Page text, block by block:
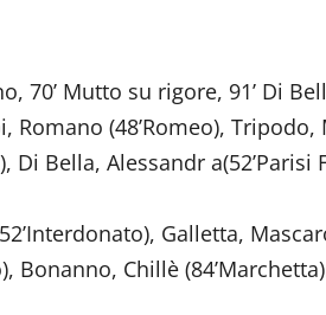
70’ Mutto su rigore, 91’ Di
Romano (48’Romeo), Tripodo,
Di Bella, Alessandr a(52’Parisi
Galletta,
Bonanno, Chillè